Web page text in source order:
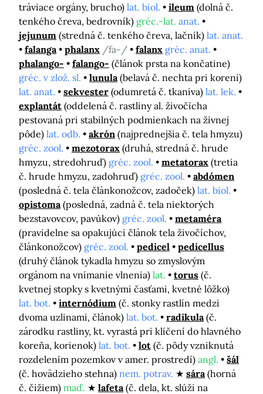
tráviace orgány, brucho) lat. biol. ileum (dolná č.
tenkého čreva, bedrovník) gréc.-lat. anat.
jejunum (stredná č. tenkého čreva, lačník) lat. anat.
falanga
phalanx /fa-/ falanx gréc. anat.
phalango-
falango- (článok prsta na končatine)
gréc. v zlož. sl.
lunula (belavá č. nechta pri koreni)
lat. anat.
sekvester (odumretá č. tkaniva) lat. lek.
explantát (oddelená č. rastliny al. živočícha
pestovaná pri stabilných podmienkach na živnej
pôde) lat. odb. akrón (najprednejšia č. tela hmyzu)
gréc. zool.
mezotorax (druhá, stredná č. hrude
hmyzu, stredohruď) gréc. zool. metatorax (tretia
č. hrude hmyzu, zadohruď) gréc. zool.
abdómen
(posledná č. tela článkonožcov, zadoček) lat. biol.
opistoma (posledná, zadná č. tela niektorých
bezstavovcov, pavúkov) gréc. zool.
metaméra
(pravidelne sa opakujúci článok tela živočíchov,
článkonožcov) gréc. zool. pedicel
pedicellus
(druhý článok tykadla hmyzu so zmyslovým
orgánom na vnímanie vlnenia) lat. torus (č.
kvetnej stopky s kvetnými časťami, kvetné lôžko)
lat. bot.
internódium (č. stonky rastlín medzi
dvoma uzlinami, článok) lat. bot. radikula (č.
zárodku rastliny, kt. vyrastá pri klíčení do hlavného
koreňa, korienok) lat. bot. lot (č. pôdy vzniknutá
rozdelením pozemkov v amer. prostredí) angl.
šál
(č. hovädzieho stehna) nem. potrav. sára (horná
č. čižiem) maď. lafeta (č. dela, kt. slúži na